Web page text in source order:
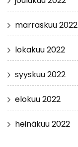
marraskuu 2022
lokakuu 2022
syyskuu 2022
elokuu 2022
heinäkuu 2022